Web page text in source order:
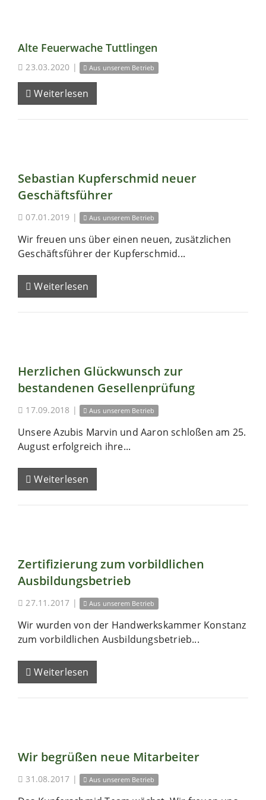
Alte Feuerwache Tuttlingen
23.03.2020 | Aus unserem Betrieb
Weiterlesen
Sebastian Kupferschmid neuer
Geschäftsführer
07.01.2019 | Aus unserem Betrieb
Wir freuen uns über einen neuen, zusätzlichen
Geschäftsführer der Kupferschmid...
Weiterlesen
Herzlichen Glückwunsch zur
bestandenen Gesellenprüfung
17.09.2018 | Aus unserem Betrieb
Unsere Azubis Marvin und Aaron schloßen am 25.
August erfolgreich ihre...
Weiterlesen
Zertifizierung zum vorbildlichen
Ausbildungsbetrieb
27.11.2017 | Aus unserem Betrieb
Wir wurden von der Handwerkskammer Konstanz
zum vorbildlichen Ausbildungsbetrieb...
Weiterlesen
Wir begrüßen neue Mitarbeiter
31.08.2017 | Aus unserem Betrieb